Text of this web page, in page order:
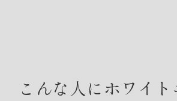
こんな人にホワイ